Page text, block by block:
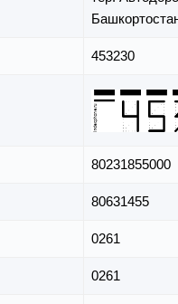
453230
80231855000
80631455
0261
0261